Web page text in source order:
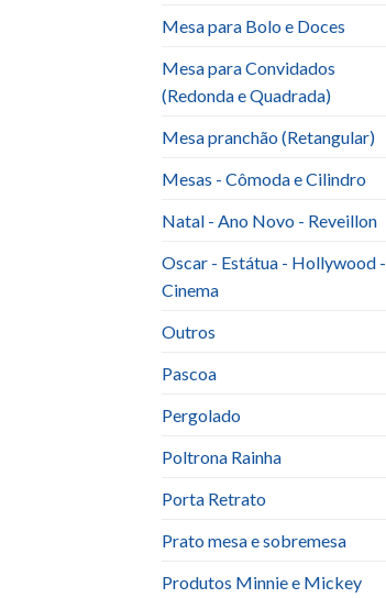
Mesa para Bolo e Doces
Mesa para Convidados
(Redonda e Quadrada)
Mesa pranchão (Retangular)
Mesas - Cômoda e Cilindro
Natal - Ano Novo - Reveillon
Oscar - Estátua - Hollywood -
Cinema
Outros
Pascoa
Pergolado
Poltrona Rainha
Porta Retrato
Prato mesa e sobremesa
Produtos Minnie e Mickey